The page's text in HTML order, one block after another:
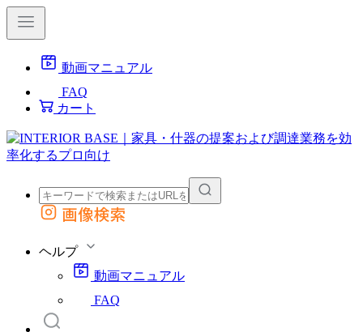
動画マニュアル
FAQ
カート
外部サイトの商品をカートに追加
画像検索
ヘルプ
動画マニュアル
FAQ